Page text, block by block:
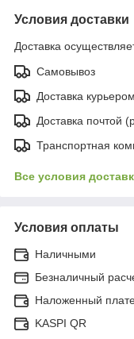
Условия доставки
Доставка
Самовывоз
Доставка курьером
Доставка почтой
Транспортная
Все условия
Условия оплаты
Наличными
Безналичный
Наложенный
KASPI QR